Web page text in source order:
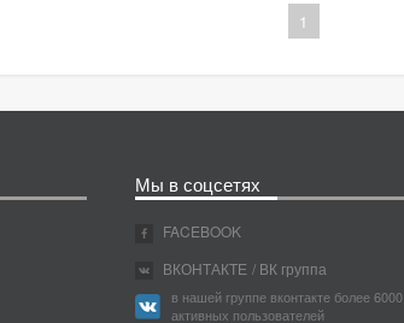
1
Мы в соцсетях
FACEBOOK
ВКОНТАКТЕ / ВК группа
в нашей группе вконтакте более 6000
активных пользователей